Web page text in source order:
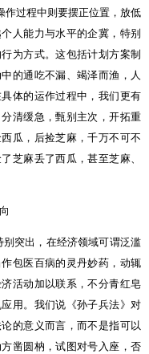
作过程中则要摆正位置，放低
人能力与水平的企冀，特别
为方式。这包括计划方案制
的通吃不漏、竭泽而渔，人
体的运作过程中，我们更有
清缓急，甄别主次，开拓重
瓜，后捡芝麻，千万不可不
芝麻丢了西瓜，甚至芝麻、
突出，在经济领域可谓泛滥
包医百病的灵丹妙药，动辄
活动加以联系，不分青红皂
用。我们说《孙子兵法》对
的意义而言，而不是指可以
凿圆枘，试图对号入座，否